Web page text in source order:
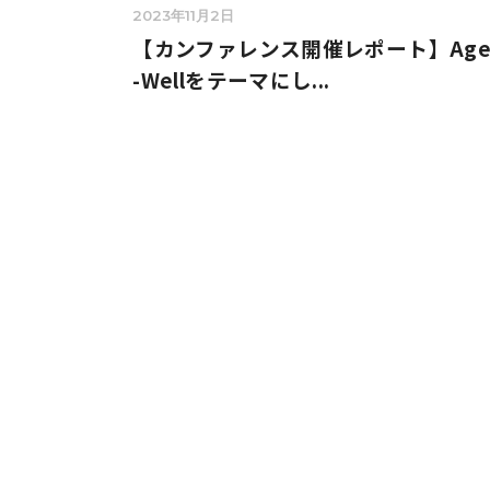
2023年11月2日
【カンファレンス開催レポート】Age
-Wellをテーマにし...